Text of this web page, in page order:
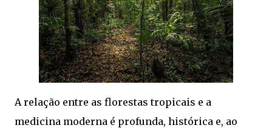
A relação entre as florestas tropicais e a
medicina moderna é profunda, histórica e, ao